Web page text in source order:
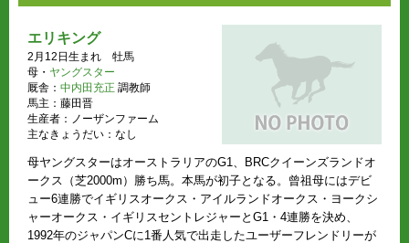
エリキング
2月12日生まれ 牡馬
母・ ヤングスター
厩舎： 中内田充正 調教師
馬主：藤田晋
生産者：ノーザンファーム
主なきょうだい：なし
母ヤングスターはオーストラリアのG1、BRCクイーンズランドオ
ークス（芝2000m）勝ち馬。本馬が初子となる。曾祖母にはデビ
ュー6連勝でイギリスオークス・アイルランドオークス・ヨークシ
ャーオークス・イギリスセントレジャーとG1・4連勝を決め、
1992年のジャパンCに1番人気で出走したユーザーフレンドリーが